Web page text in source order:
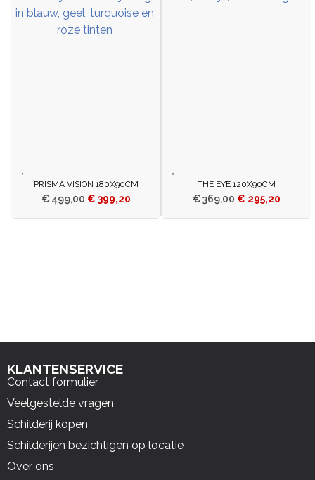
PRISMA VISION 180X90CM
€499,00 € 399,20
THE EYE 120X90CM
€369,00 € 295,20
KLANTENSERVICE
Contact formulier
Veelgestelde vragen
Schilderij kopen
Schilderijen bezichtigen op locatie
Over ons